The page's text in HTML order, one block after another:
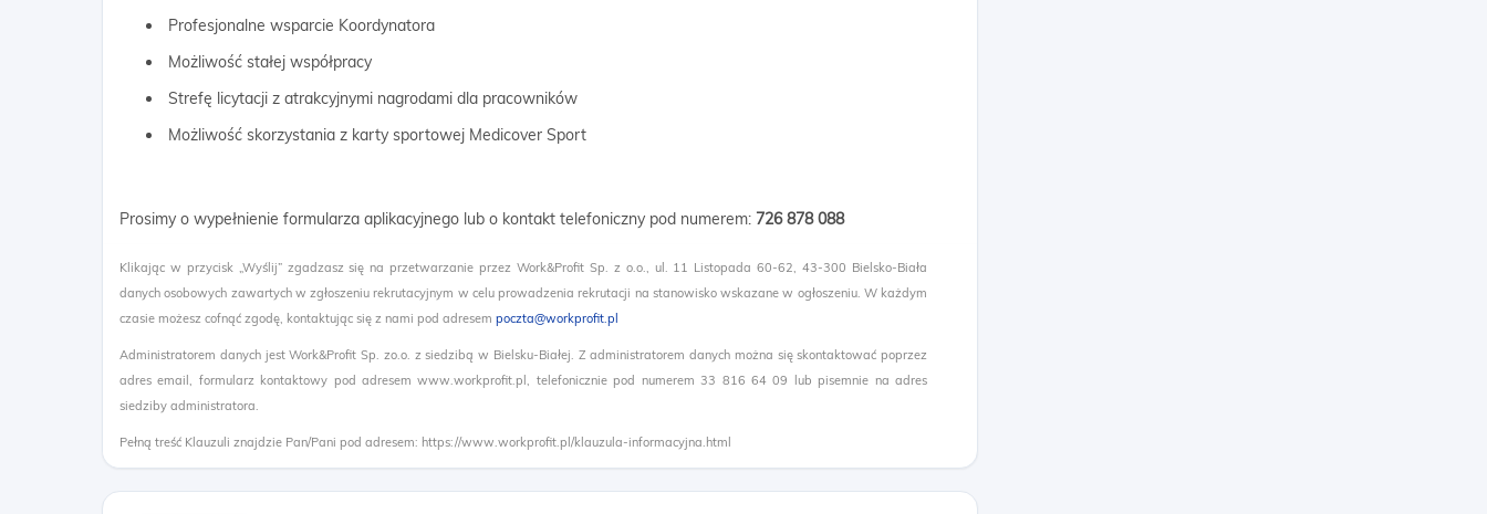
Profesjonalne wsparcie Koordynatora
Możliwość stałej współpracy
Strefę licytacji z atrakcyjnymi nagrodami dla pracowników
Możliwość skorzystania z karty sportowej Medicover Sport
Prosimy o wypełnienie formularza aplikacyjnego lub o kontakt telefoniczny pod numerem: 726 878 088 ​
Klikając w przycisk „Wyślij” zgadzasz się na przetwarzanie przez Work&Profit Sp. z o.o., ul. 11 Listopada 60-62, 43-300 Bielsko-Biała
danych osobowych zawartych w zgłoszeniu rekrutacyjnym w celu prowadzenia rekrutacji na stanowisko wskazane w ogłoszeniu. W każdym
czasie możesz cofnąć zgodę, kontaktując się z nami pod adresem poczta@workprofit.pl
Administratorem danych jest Work&Profit Sp. zo.o. z siedzibą w Bielsku-Białej. Z administratorem danych można się skontaktować poprzez
adres email, formularz kontaktowy pod adresem www.workprofit.pl, telefonicznie pod numerem 33 816 64 09 lub pisemnie na adres
siedziby administratora.
Pełną treść Klauzuli znajdzie Pan/Pani pod adresem: https://www.workprofit.pl/klauzula-informacyjna.html